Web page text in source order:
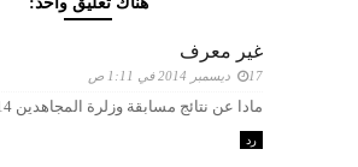
غير معرف
17 ديسمبر 2014 في 1:11 ص
مادا عن نتائج مسابقة وزلرة المجاهدين 2014
رد